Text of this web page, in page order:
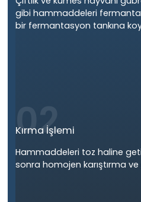
gibi hammaddeleri
bir fermantasyon tankına
02
Kırma İşlemi
Hammaddeleri toz haline
sonra homojen karıştırma